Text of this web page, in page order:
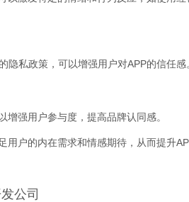
私政策，可以增强用户对APP的信任感
强用户参与度，提高品牌认同感。
户的内在需求和情感期待，从而提升
公司